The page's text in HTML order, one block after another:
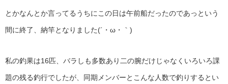
とかなんとか言ってるうちにこの日は午前船だったのであっという
間に終了、納竿となりました(´・ω・｀)
私の釣果は16匹、バラしも多数あり二の腕だけじゃなくいろいろ課
題の残る釣行でしたが、同期メンバーとこんな人数で釣りするとい